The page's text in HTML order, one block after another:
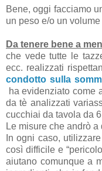
Bene, oggi facciamo
un peso e/o un
Da tenere bene a
che vede tutte le
ecc. realizzati
condotto sulla
ha evidenziato come
da tè analizzati
cucchiai da tavola da
Le misure che andrò
In ogni caso,
così difficile e
aiutano comunque a